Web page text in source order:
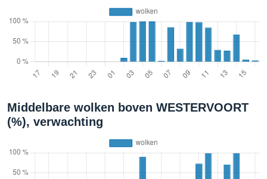
Middelbare wolken boven WESTERVOORT
(%), verwachting